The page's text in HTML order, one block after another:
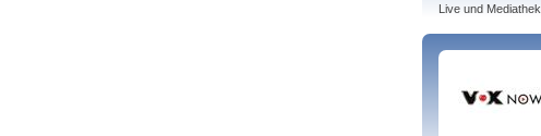
Live und Mediathek